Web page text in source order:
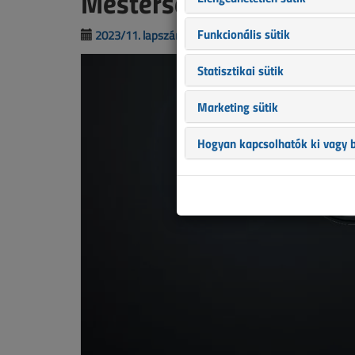
2023/11. lapszám Szűcs Attila |
Funkcionális sütik
Statisztikai sütik
Marketing sütik
Hogyan kapcsolhatók ki vagy